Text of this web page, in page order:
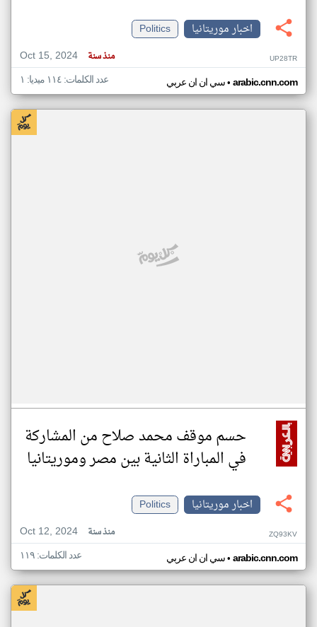
اخبار موريتانيا
Politics
Oct 15, 2024
منذ سنة UP28TR
سي ان ان عربي• arabic.cnn.com عدد الكلمات: ١١٤ ميديا: ١
حسم موقف محمد صلاح من المشاركة
في المباراة الثانية بين مصر وموريتانيا
اخبار موريتانيا
Politics
Oct 12, 2024
منذ سنة ZQ93KV
سي ان ان عربي• arabic.cnn.com عدد الكلمات: ١١٩